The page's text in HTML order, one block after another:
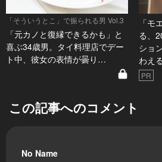
「そういうとこ」で振られる男 Vol.3
「元カノと復縁できるかも」と
喜ぶ34歳男。タイ料理店でデー
ト中、彼女の表情が曇り…
「モ
る、
ショ
わえ
PR
この記事へのコメント
No Name